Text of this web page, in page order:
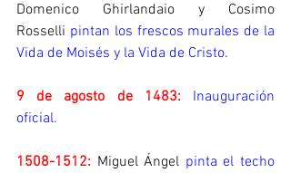
Domenico Ghirlandaio y Cosimo
Rosselli pintan los frescos murales de la
Vida de Moisés y la Vida de Cristo.
9 de agosto de 1483: Inauguración
oficial.
1508-1512: Miguel Ángel pinta el techo